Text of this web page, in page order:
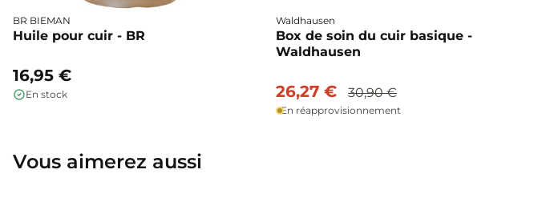
BR BIEMAN
Huile pour cuir - BR
16,95 €
En stock
Waldhausen
Box de soin du cuir basique -
Waldhausen
26,27 € 30,90 €
En réapprovisionnement
Vous aimerez aussi